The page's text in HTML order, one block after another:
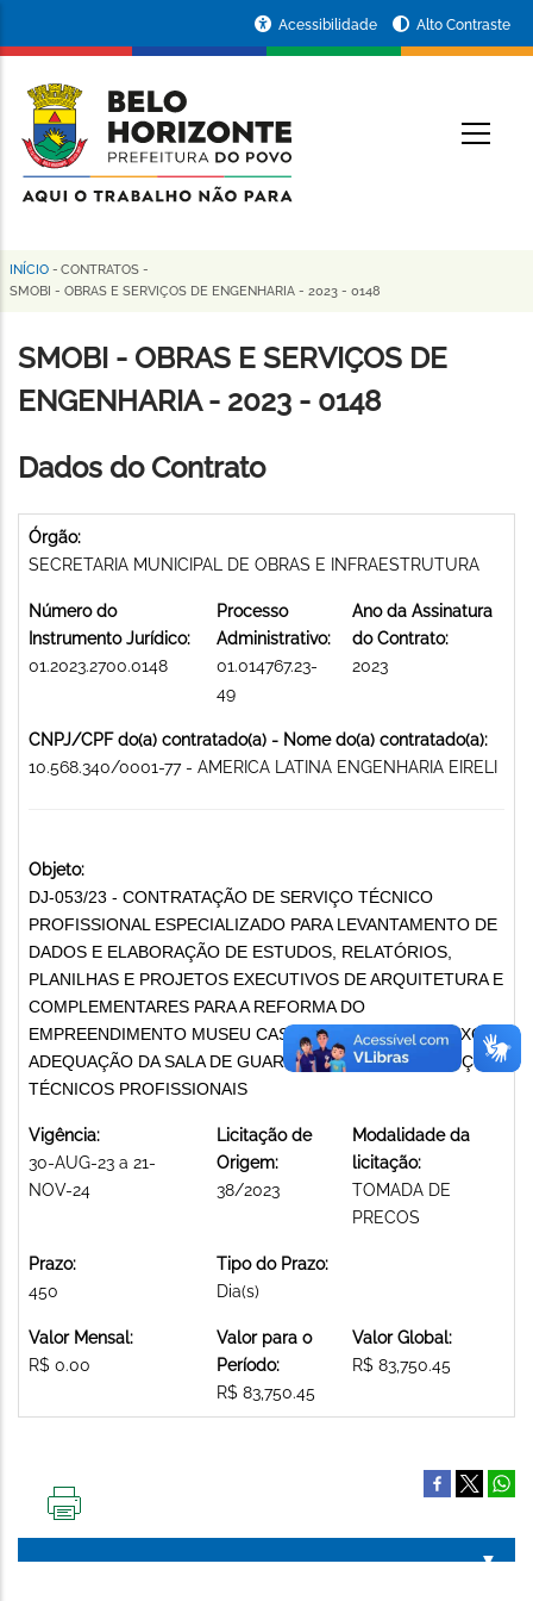
conteúdo
principal
da
Prefeitura
de
Horizonte
Acessibilidade Alto Contraste
Trilha
navegação
INÍCIO - CONTRATOS -
SMOBI - OBRAS E SERVIÇOS DE ENGENHARIA - 2023 - 0148
SMOBI - OBRAS E SERVIÇOS DE
ENGENHARIA - 2023 - 0148
Dados do Contrato
Órgão:
SECRETARIA MUNICIPAL DE OBRAS E INFRAESTRUTURA
Número do
Instrumento Jurídico:
01.2023.2700.0148
Processo
Administrativo:
01.014767.23-
49
Ano da Assinatura
do Contrato:
2023
CNPJ/CPF do(a) contratado(a) - Nome do(a) contratado(a):
10.568.340/0001-77 - AMERICA LATINA ENGENHARIA EIRELI
Objeto:
DJ-053/23 - CONTRATAÇÃO DE SERVIÇO TÉCNICO
PROFISSIONAL ESPECIALIZADO PARA LEVANTAMENTO DE
DADOS E ELABORAÇÃO DE ESTUDOS, RELATÓRIOS,
PLANILHAS E PROJETOS EXECUTIVOS DE ARQUITETURA E
COMPLEMENTARES PARA A REFORMA DO
EMPREENDIMENTO MUSEU CASA KUBITSCHEK ¿ ANEXO E
ADEQUAÇÃO DA SALA DE GUARDA DO ACERVO SERVIÇOS
TÉCNICOS PROFISSIONAIS
Vigência:
30-AUG-23 a 21-
NOV-24
Licitação de
Origem:
38/2023
Modalidade da
licitação:
TOMADA DE
PRECOS
Prazo:
450
Tipo do Prazo:
Dia(s)
Valor Mensal:
R$ 0.00
Valor para o
Período:
R$ 83,750.45
Valor Global:
R$ 83,750.45
PÁGINA